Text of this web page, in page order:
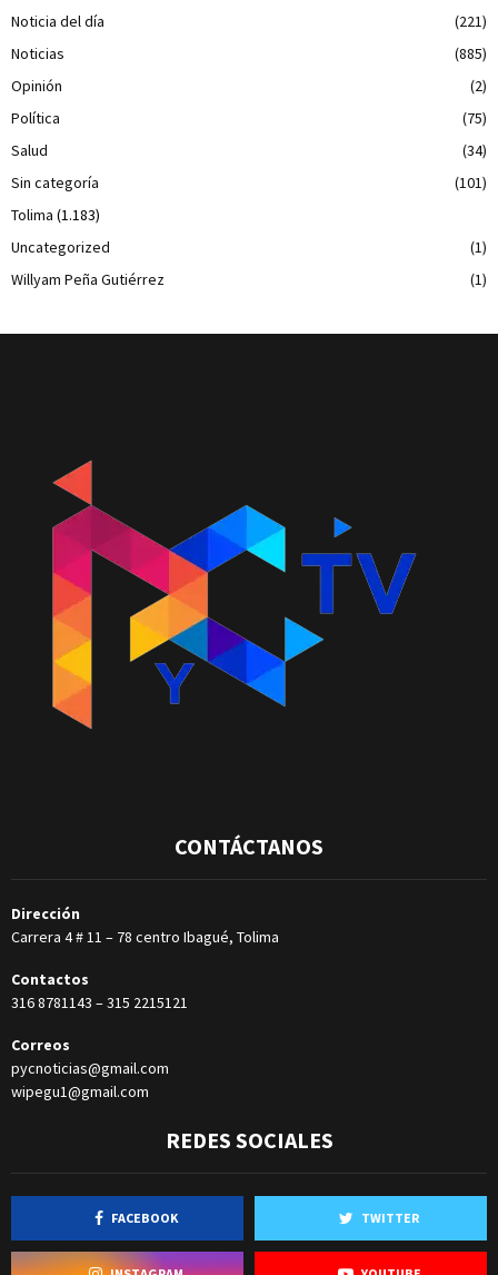
Noticia del día
(221)
Noticias
(885)
Opinión
(2)
Política
(75)
Salud
(34)
Sin categoría
(101)
Tolima (1.183)
Uncategorized
(1)
Willyam Peña Gutiérrez
(1)
CONTÁCTANOS
Dirección
Carrera 4 # 11 – 78 centro Ibagué, Tolima
Contactos
316 8781143 –315 2215121
Correos
pycnoticias@gmail.com
wipegu1@gmail.com
REDES SOCIALES
FACEBOOK TWITTER